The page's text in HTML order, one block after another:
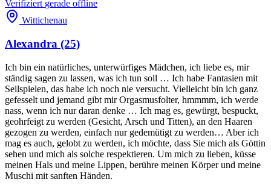
Verifiziert gerade offline
Wittichenau
Alexandra (25)
Ich bin ein natürliches, unterwürfiges Mädchen, ich liebe es, mir
ständig sagen zu lassen, was ich tun soll … Ich habe Fantasien mit
Seilspielen, das habe ich noch nie versucht. Vielleicht bin ich ganz
gefesselt und jemand gibt mir Orgasmusfolter, hmmmm, ich werde
nass, wenn ich nur daran denke … Ich mag es, gewürgt, bespuckt,
geohrfeigt zu werden (Gesicht, Arsch und Titten), an den Haaren
gezogen zu werden, einfach nur gedemütigt zu werden… Aber ich
mag es auch, gelobt zu werden, ich möchte, dass Sie mich als Göttin
sehen und mich als solche respektieren. Um mich zu lieben, küsse
meinen Hals und meine Lippen, berühre meinen Körper und meine
Muschi mit sanften Händen.